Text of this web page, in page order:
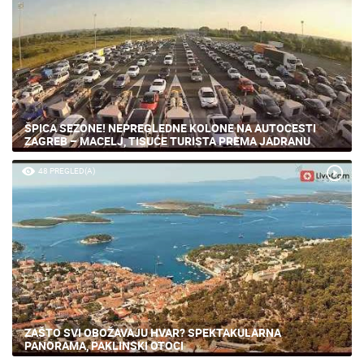
ŠPICA SEZONE! NEPREGLEDNE KOLONE NA AUTOCESTI
ZAGREB – MACELJ, TISUĆE TURISTA PREMA JADRANU
48 PREGLED(A)
ZAŠTO SVI OBOŽAVAJU HVAR? SPEKTAKULARNA
PANORAMA, PAKLINSKI OTOCI